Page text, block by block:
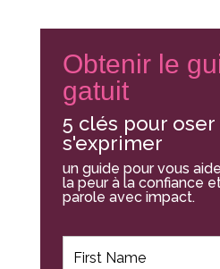
Obtenir le
gatuit
5 clés pour oser
s'exprimer
un guide pour vous
la peur à la confiance
parole avec impact.